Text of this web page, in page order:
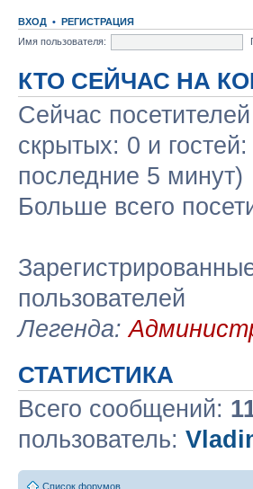
ВХОД • РЕГИСТРАЦИЯ
Имя пользователя:
КТО СЕЙЧАС НА
Сейчас
скрытых: 0 и
последние 5 минут)
Больше всего
пользователей
Легенда:
СТАТИСТИКА
Всего сообщений:
пользователь:
Список форумов